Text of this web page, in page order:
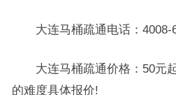
大连马桶疏通电话：4008-
大连马桶疏通价格：50元起
的难度具体报价!